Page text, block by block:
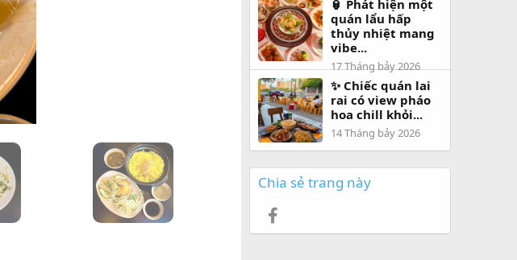
🏮 Phát hiện một
quán lẩu hấp
thủy nhiệt mang
vibe...
17 Tháng bảy 2026
✨ Chiếc quán lai
rai có view pháo
hoa chill khỏi...
14 Tháng bảy 2026
Chia sẻ trang này